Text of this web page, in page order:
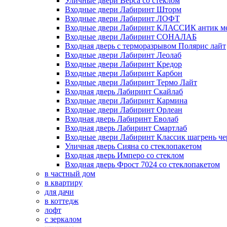
Входные двери Лабиринт Шторм
Входные двери Лабиринт ЛОФТ
Входные двери Лабиринт КЛАССИК антик
Входные двери Лабиринт СОНАЛАБ
Входная дверь с терморазрывом Полярис лайт
Входные двери Лабиринт Леолаб
Входные двери Лабиринт Кредор
Входные двери Лабиринт Карбон
Входные двери Лабиринт Термо Лайт
Входная дверь Лабиринт Скайлаб
Входные двери Лабиринт Кармина
Входные двери Лабиринт Орлеан
Входная дверь Лабиринт Еволаб
Входная дверь Лабиринт Смартлаб
Входные двери Лабиринт Классик шагрень
Уличная дверь Сияна со стеклопакетом
Входная дверь Имперо со стеклом
Входная дверь Фрост 7024 со стеклопакетом
в частный дом
в квартиру
для дачи
в коттедж
лофт
с зеркалом